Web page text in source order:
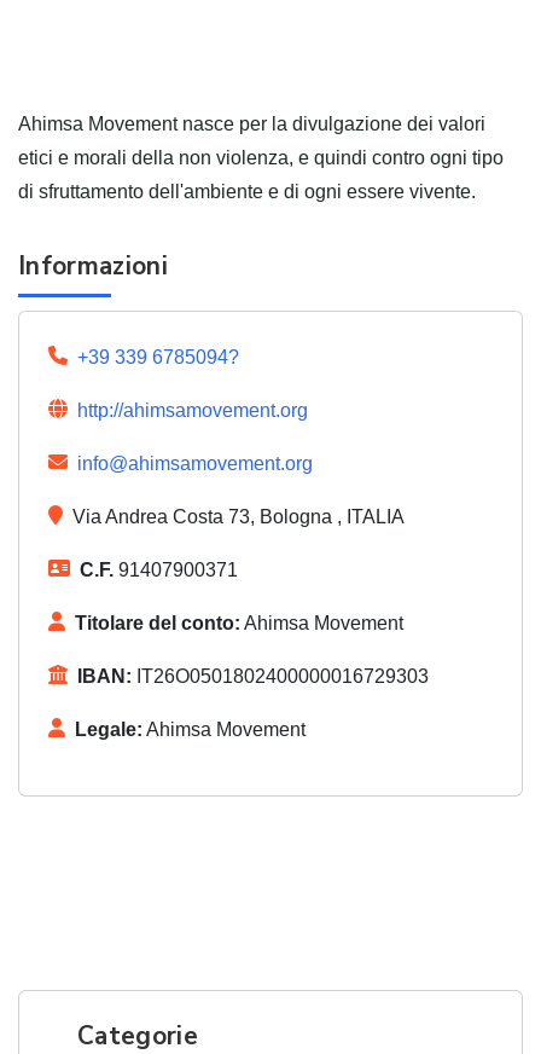
Ahimsa Movement nasce per la divulgazione dei valori
etici e morali della non violenza, e quindi contro ogni tipo
di sfruttamento dell'ambiente e di ogni essere vivente.
Informazioni
+39 339 6785094?
http://ahimsamovement.org
info@ahimsamovement.org
Via Andrea Costa 73, Bologna , ITALIA
C.F. 91407900371
Titolare del conto: Ahimsa Movement
IBAN: IT26O0501802400000016729303
Legale: Ahimsa Movement
Categorie